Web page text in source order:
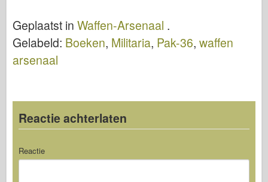
Arsenaal 018
Arsenal 008
Geplaatst in Waffen-Arsenaal .
Gelabeld: Boeken, Militaria, Pak-36, waffen
arsenaal
Reactie achterlaten
Reactie